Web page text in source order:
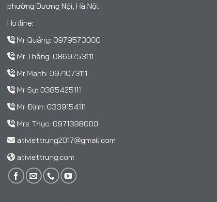
phường Dương Nội, Hà Nội.
Hotline:
Mr Quảng: 0979573000
Mr Thắng: 0869753111
Mr Mạnh: 0971073111
Mr Sự: 0385425111
Mr Định: 0339154111
Mrs Thục: 0971398000
ativiettrung2017@gmail.com
ativiettrung.com